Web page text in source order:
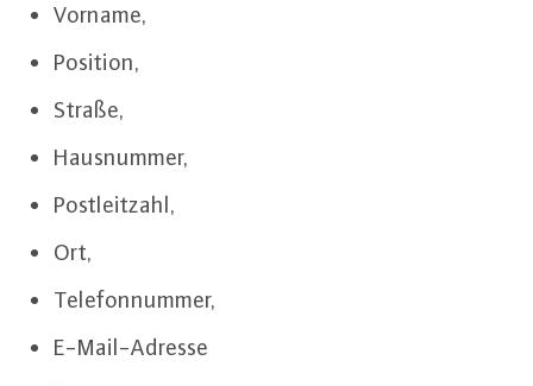
Vorname,
Position,
Straße,
Haus­num­mer,
Post­leit­zahl,
Ort,
Te­le­fon­num­mer,
E-Mail-Adres­se